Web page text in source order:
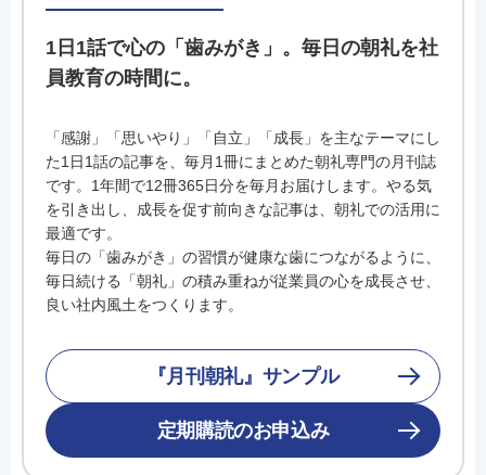
1日1話で心の「歯みがき」。毎日の朝礼を社
員教育の時間に。
「感謝」「思いやり」「自立」「成長」を主なテーマにし
た1日1話の記事を、毎月1冊にまとめた朝礼専門の月刊誌
です。1年間で12冊365日分を毎月お届けします。やる気
を引き出し、成長を促す前向きな記事は、朝礼での活用に
最適です。
毎日の「歯みがき」の習慣が健康な歯につながるように、
毎日続ける「朝礼」の積み重ねが従業員の心を成長させ、
良い社内風土をつくります。
『月刊朝礼』サンプル
定期購読のお申込み